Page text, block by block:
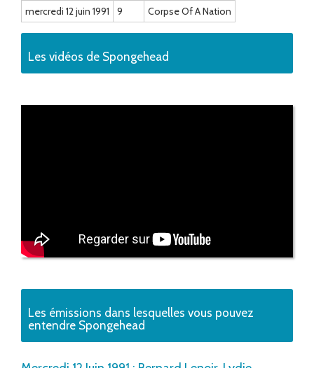
mercredi 12 juin 1991
9 Corpse Of A Nation
Les vidéos de Spongehead
Les émissions dans lesquelles vous pouvez
entendre Spongehead